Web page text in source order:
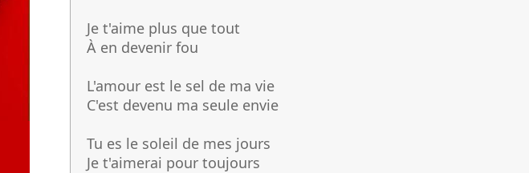
Je t'aime plus que tout
À en devenir fou
L'amour est le sel de ma vie
C'est devenu ma seule envie
Tu es le soleil de mes jours
Je t'aimerai pour toujours